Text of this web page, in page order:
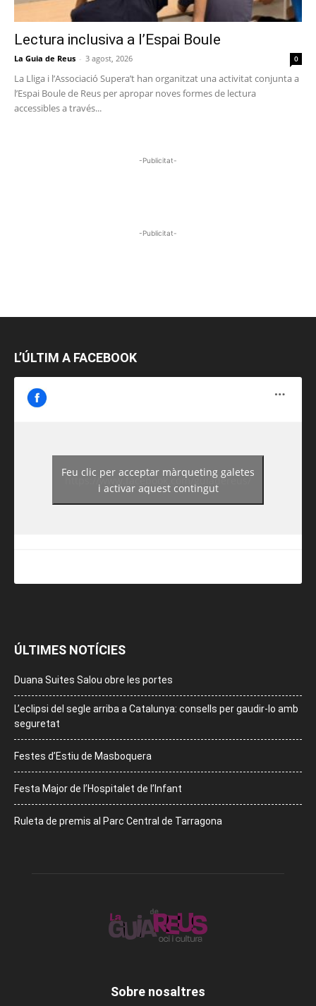
Lectura inclusiva a l’Espai Boule
La Guia de Reus - 3 agost, 2026 0
La Lliga i l’Associació Supera’t han organitzat una activitat conjunta a
l’Espai Boule de Reus per apropar noves formes de lectura
accessibles a través...
-Publicitat-
-Publicitat-
L’ÚLTIM A FACEBOOK
https://www.facebook.com/guiadereus/
Feu clic per acceptar màrqueting galetes
i activar aquest contingut
ÚLTIMES NOTÍCIES
Duana Suites Salou obre les portes
L’eclipsi del segle arriba a Catalunya: consells per gaudir-lo amb
seguretat
Festes d’Estiu de Masboquera
Festa Major de l’Hospitalet de l’Infant
Ruleta de premis al Parc Central de Tarragona
Sobre nosaltres